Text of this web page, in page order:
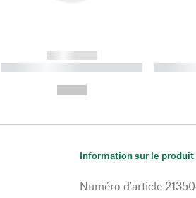
------------
----------- ----------- ----------
Information sur le produit
Numéro d'article